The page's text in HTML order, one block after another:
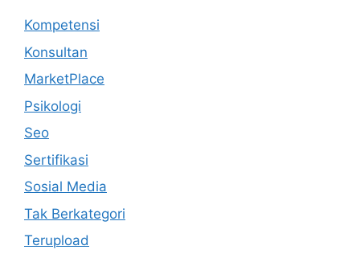
Kompetensi
Konsultan
MarketPlace
Psikologi
Seo
Sertifikasi
Sosial Media
Tak Berkategori
Terupload